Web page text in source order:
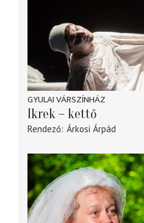
GYULAI VÁRSZÍNHÁZ
Ikrek – kettő
Rendező Árkosi Árpád